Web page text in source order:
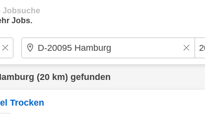
Jobsuche
Jobs.
(20 km) gefunden
Trocken